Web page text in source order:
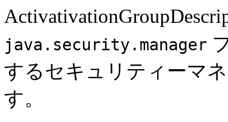
java.security.manager
するセキュリティーマ
す。